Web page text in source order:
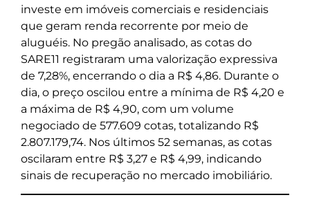
investe em imóveis comerciais e residenciais
que geram renda recorrente por meio de
aluguéis. No pregão analisado, as cotas do
SARE11 registraram uma valorização expressiva
de 7,28%, encerrando o dia a R$ 4,86. Durante o
dia, o preço oscilou entre a mínima de R$ 4,20 e
a máxima de R$ 4,90, com um volume
negociado de 577.609 cotas, totalizando R$
2.807.179,74. Nos últimos 52 semanas, as cotas
oscilaram entre R$ 3,27 e R$ 4,99, indicando
sinais de recuperação no mercado imobiliário.